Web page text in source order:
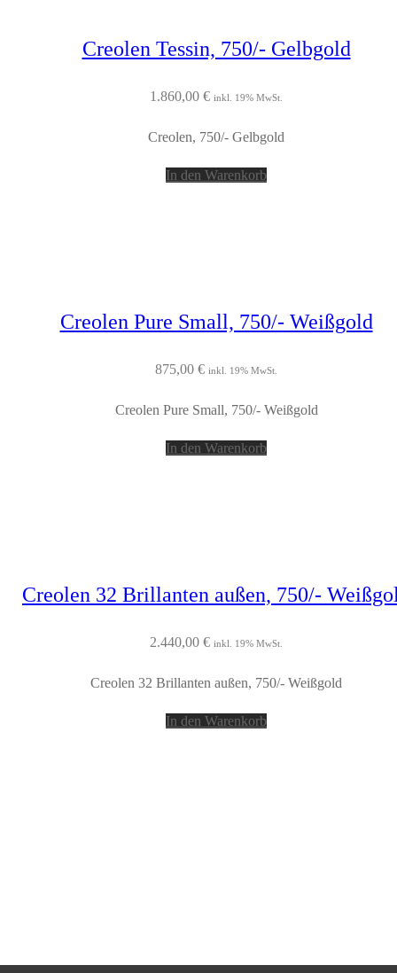
Creolen Tessin, 750/- Gelbgold
1.860,00 € inkl. 19% MwSt.
Creolen, 750/- Gelbgold
In den Warenkorb
Creolen Pure Small, 750/- Weißgold
875,00 € inkl. 19% MwSt.
Creolen Pure Small, 750/- Weißgold
In den Warenkorb
Creolen 32 Brillanten außen, 750/-
2.440,00 € inkl. 19% MwSt.
Creolen 32 Brillanten außen, 750/- Weißgold
In den Warenkorb